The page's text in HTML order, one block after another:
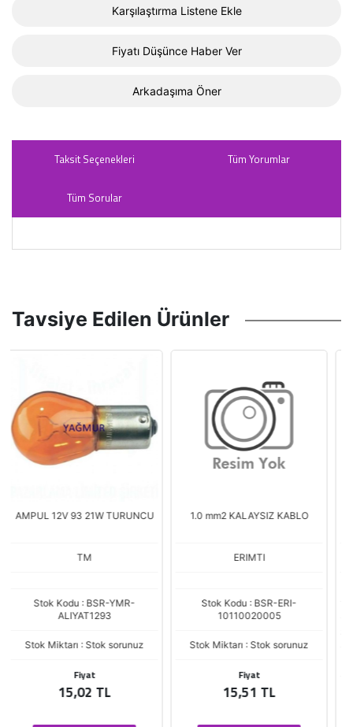
Karşılaştırma Listene Ekle
Fiyatı Düşünce Haber Ver
Arkadaşıma Öner
Taksit Seçenekleri Tüm Yorumlar
Tüm Sorular
Tavsiye Edilen Ürünler
1.0 mm2 KALAYSIZ KABLO
ERIMTI
Stok Kodu : BSR-ERI-
10110020005
Stok Miktarı : Stok sorunuz
Fiyat
15,51 TL
M.F-BAŞAK-FIAT/NH-ALÇELİK-
NS94601, NS-94601